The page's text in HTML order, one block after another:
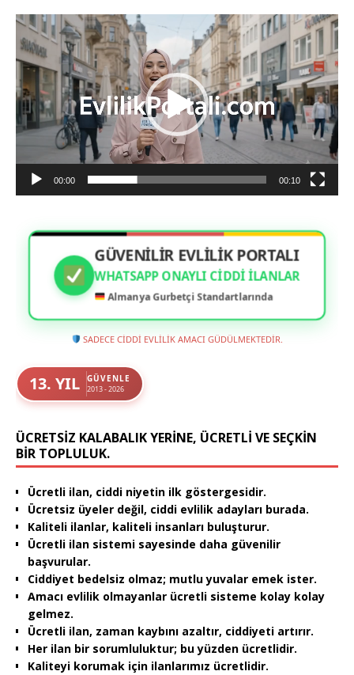
Aylin (35) - Mannheim:Ciddi adayların mesajlarını
bekliyorum.
Fatih (40) - Augsburg:İnançlı ve ahlaklı bir eş adayı.
Video
oynatıcı
00:00 00:10
GÜVENİLİR EVLİLİK PORTALI
WHATSAPP ONAYLI CIDDI İLANLAR
Almanya Gurbetçi Standartlarında
SADECE CİDDİ EVLİLİK AMACI GÜDÜLMEKTEDİR.
13. YIL GÜVENLE
2013 - 2026
ÜCRETSIZ KALABALIK YERINE, ÜCRETLI VE SEÇKIN
BIR TOPLULUK.
Ücretli ilan, ciddi niyetin ilk göstergesidir.
Ücretsiz üyeler değil, ciddi evlilik adayları burada.
Kaliteli ilanlar, kaliteli insanları buluşturur.
Ücretli ilan sistemi sayesinde daha güvenilir
başvurular.
Ciddiyet bedelsiz olmaz; mutlu yuvalar emek ister.
Amacı evlilik olmayanlar ücretli sisteme kolay kolay
gelmez.
Ücretli ilan, zaman kaybını azaltır, ciddiyeti artırır.
Her ilan bir sorumluluktur; bu yüzden ücretlidir.
Kaliteyi korumak için ilanlarımız ücretlidir.